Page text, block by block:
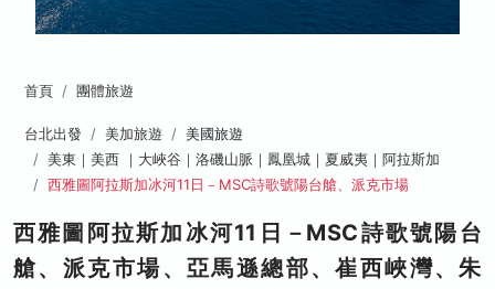
首頁 團體旅遊
台北出發 美加旅遊
美國旅遊
美東｜美西 ｜大峽谷｜洛磯山脈｜鳳凰城｜夏威夷｜阿拉斯加
西雅圖阿拉斯加冰河11日－MSC詩歌號陽台艙、派克市場
西雅圖阿拉斯加冰河11日－MSC詩歌號陽台
艙、派克市場、亞馬遜總部、崔西峽灣、朱